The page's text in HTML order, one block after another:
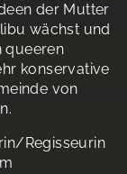
der Mutter
wächst und
queeren
konservative
von
Regisseurin